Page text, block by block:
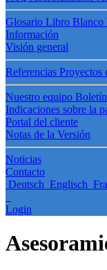
Glosario Libro Blanco
Información
Visión general
Referencias Proyectos
Nuestro equipo
Indicaciones sobre la
Portal del cliente
Notas de la Versión
Noticias
Contacto
Deutsch Englisch
Login